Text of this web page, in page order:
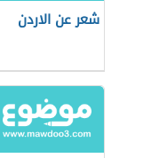
شعر عن الاردن